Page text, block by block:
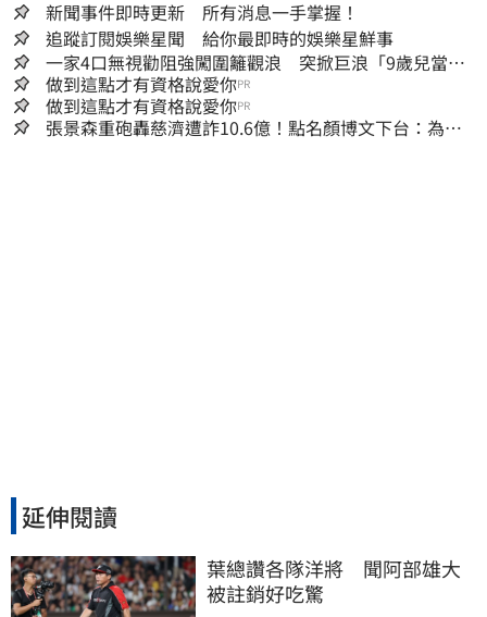
新聞事件即時更新 所有消息一手掌握！
追蹤訂閱娛樂星聞 給你最即時的娛樂星鮮事
一家4口無視勸阻強闖圍籬觀浪 突掀巨浪「9歲兒當場
遭捲入海」
做到這點才有資格說愛你PR
做到這點才有資格說愛你PR
張景森重砲轟慈濟遭詐10.6億！點名顏博文下台：為什
延伸閱讀
葉總讚各隊洋將　聞阿部雄大
被註銷好吃驚